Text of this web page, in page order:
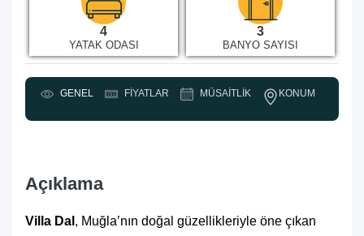
4
YATAK ODASI
3
BANYO SAYISI
GENEL FIYATLAR MÜSAITLIK KONUM
Açıklama
Villa Dal , Muğla’nın doğal güzellikleriyle öne çıkan